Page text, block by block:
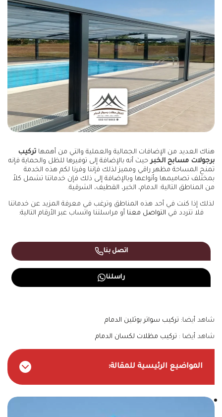
هناك العديد من الإضافات الجمالية والعملية والتي من أهمها تركيب
برجولات مسابح الخبر حيث أنه بالإضافة إلى توفيرها للظل والحماية فإنه
تمنح المساحة مظهر راقي ومميز لذلك فإننا وفرنا لكم هذه الخدمة
بمختلف تصاميمها وأنواعها وبالإضافة إلى ذلك فإن خدماتنا تشمل كلاً
من المناطق التالية: الدمام، الخبر، القطيف، الشرقية.
لذلك إذا كنت في أحد هذه المناطق وترغب في معرفة المزيد عن خدماتنا
فلا تتردد في التواصل معنا أو مراسلتنا واتساب عبر الأرقام التالية:
اتصل بنا
راسلنا
شاهد أيضا: تركيب سواتر بوثلين الدمام
شاهد أيضا : تركيب مظلات لكسان الدمام
المواضيع الرئيسية للمقالة: